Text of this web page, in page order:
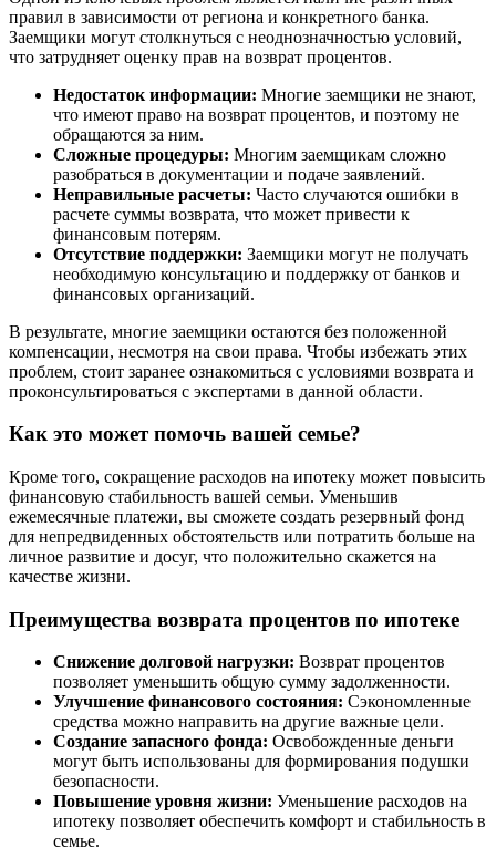
правил в зависимости от региона и конкретного банка.
Заемщики могут столкнуться с неоднозначностью условий,
что затрудняет оценку прав на возврат процентов.
Недостаток информации: Многие заемщики не знают,
что имеют право на возврат процентов, и поэтому не
обращаются за ним.
Сложные процедуры: Многим заемщикам сложно
разобраться в документации и подаче заявлений.
Неправильные расчеты: Часто случаются ошибки в
расчете суммы возврата, что может привести к
финансовым потерям.
Отсутствие поддержки: Заемщики могут не получать
необходимую консультацию и поддержку от банков и
финансовых организаций.
В результате, многие заемщики остаются без положенной
компенсации, несмотря на свои права. Чтобы избежать этих
проблем, стоит заранее ознакомиться с условиями возврата и
проконсультироваться с экспертами в данной области.
Как это может помочь вашей семье?
Кроме того, сокращение расходов на ипотеку может повысить
финансовую стабильность вашей семьи. Уменьшив
ежемесячные платежи, вы сможете создать резервный фонд
для непредвиденных обстоятельств или потратить больше на
личное развитие и досуг, что положительно скажется на
качестве жизни.
Преимущества возврата процентов по ипотеке
Снижение долговой нагрузки: Возврат процентов
позволяет уменьшить общую сумму задолженности.
Улучшение финансового состояния: Сэкономленные
средства можно направить на другие важные цели.
Создание запасного фонда: Освобожденные деньги
могут быть использованы для формирования подушки
безопасности.
Повышение уровня жизни: Уменьшение расходов на
ипотеку позволяет обеспечить комфорт и стабильность в
семье.